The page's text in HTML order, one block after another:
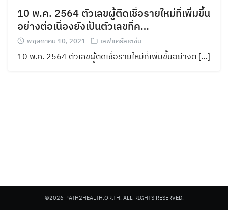
10 พ.ค. 2564 ตัวเลขผู้ติดเชื้อรายใหม่ที่เพิ่มขึ้น
อย่างต่อเนื่องยังเป็นตัวเลขที่ค…
พฤษภาคม 10, 2021 เลิฟแคร์สเตชั่น
10 พ.ค. 2564 ตัวเลขผู้ติดเชื้อรายใหม่ที่เพิ่มขึ้นอย่างต […]
©2026 PATH2HEALTH.OR.TH. ALL RIGHTS RESERVED.